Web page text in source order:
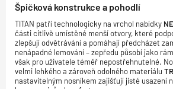
Špičková konstrukce a pohodlí
TITAN patří technologicky na vrchol nabídky
části citlivě umístěné menší otvory, které
zlepšují odvětrávání a pomáhají předcházet
nenápadné lemování – zepředu působí jako
však pro uživatele téměř nepostřehnutelné.
velmi lehkého a zároveň odolného materiálu
nastavitelným nosníkem zajišťují jisté usazení